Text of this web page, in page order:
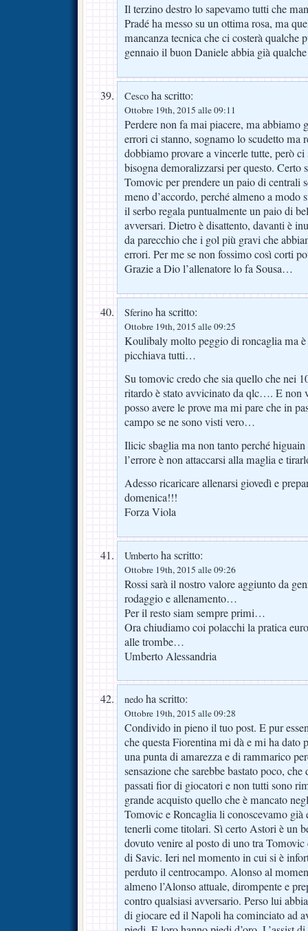
Il terzino destro lo sapevamo tutti che
Pradé ha messo su un ottima rosa, ma
mancanza tecnica che ci costerà qualche
gennaio il buon Daniele abbia già
Cesco ha scritto:
Ottobre 19th, 2015 alle 09:11
Perdere non fa mai piacere, ma abbiamo
errori ci stanno, sognamo lo scudetto ma
dobbiamo provare a vincerle tutte, però ci
bisogna demoralizzarsi per questo. Certo
Tomovic per prendere un paio di centrali
meno d’accordo, perché almeno a modo
il serbo regala puntualmente un paio di
avversari. Dietro è disattento, davanti è
da parecchio che i gol più gravi che
errori. Per me se non fossimo così corti
Grazie a Dio l’allenatore lo fa Sousa…
Sferino ha scritto:
Ottobre 19th, 2015 alle 09:25
Koulibaly molto peggio di roncaglia ma è
picchiava tutti…
Su tomovic credo che sia quello che nei
ritardo è stato avvicinato da qlc…. E non
posso avere le prove ma mi pare che in
campo se ne sono visti vero…
Ilicic sbaglia ma non tanto perché higuain
l’errore è non attaccarsi alla maglia e
Adesso ricaricare allenarsi giovedì e
domenica!!!
Forza Viola
Umberto ha scritto:
Ottobre 19th, 2015 alle 09:26
Rossi sarà il nostro valore aggiunto da
rodaggio e allenamento…
Per il resto siam sempre primi…
Ora chiudiamo coi polacchi la pratica
alle trombe…
Umberto Alessandria
nedo ha scritto:
Ottobre 19th, 2015 alle 09:28
Condivido in pieno il tuo post. E pur
che questa Fiorentina mi dà e mi ha dato
una punta di amarezza e di rammarico
sensazione che sarebbe bastato poco,
passati fior di giocatori e non tutti sono
grande acquisto quello che è mancato
Tomovic e Roncaglia li conoscevamo già
tenerli come titolari. Sì certo Astori è un
dovuto venire al posto di uno tra
di Savic. Ieri nel momento in cui si è
perduto il centrocampo. Alonso al
almeno l’Alonso attuale, dirompente e
contro qualsiasi avversario. Perso lui
di giocare ed il Napoli ha cominciato ad